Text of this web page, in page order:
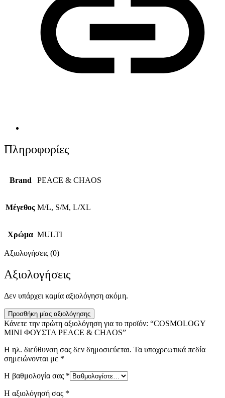
Πληροφορίες
Brand PEACE & CHAOS
Μέγεθος M/L, S/M, L/XL
Χρώμα MULTI
Αξιολογήσεις (0)
Αξιολογήσεις
Δεν υπάρχει καμία αξιολόγηση ακόμη.
Προσθήκη μίας αξιολόγησης
Κάνετε την πρώτη αξιολόγηση για το προϊόν: “COSMOLOGY
ΜΙΝΙ ΦΟΥΣΤΑ PEACE & CHAOS”
Η ηλ. διεύθυνση σας δεν δημοσιεύεται. Τα υποχρεωτικά πεδία
σημειώνονται με *
Η βαθμολογία σας *
Η αξιολόγησή σας *